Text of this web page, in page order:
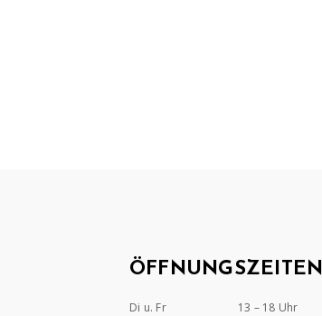
ÖFFNUNGSZEITEN
Di u. Fr
13 – 18 Uhr